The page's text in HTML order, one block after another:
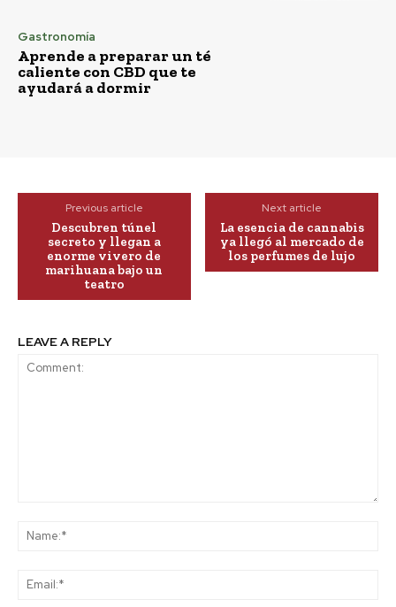
Gastronomía
Aprende a preparar un té
caliente con CBD que te
ayudará a dormir
Previous article
Descubren túnel
secreto y llegan a
enorme vivero de
marihuana bajo un
teatro
Next article
La esencia de cannabis
ya llegó al mercado de
los perfumes de lujo
LEAVE A REPLY